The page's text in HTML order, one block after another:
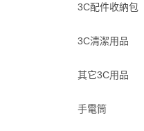
3C配件收納包
3C清潔用品
其它3C用品
手電筒